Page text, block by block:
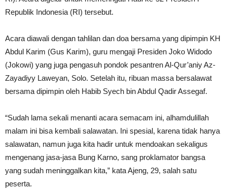
Republik Indonesia (RI) tersebut.
Acara diawali dengan tahlilan dan doa bersama yang dipimpin KH
Abdul Karim (Gus Karim), guru mengaji Presiden Joko Widodo
(Jokowi) yang juga pengasuh pondok pesantren Al-Qur’aniy Az-
Zayadiyy Laweyan, Solo. Setelah itu, ribuan massa bersalawat
bersama dipimpin oleh Habib Syech bin Abdul Qadir Assegaf.
“Sudah lama sekali menanti acara semacam ini, alhamdulillah
malam ini bisa kembali salawatan. Ini spesial, karena tidak hanya
salawatan, namun juga kita hadir untuk mendoakan sekaligus
mengenang jasa-jasa Bung Karno, sang proklamator bangsa
yang sudah meninggalkan kita,” kata Ajeng, 29, salah satu
peserta.